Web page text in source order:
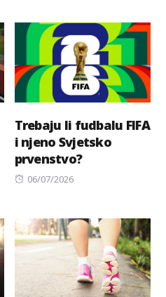
Trebaju li fudbalu FIFA
i njeno Svjetsko
prvenstvo?
Posted
06/07/2026